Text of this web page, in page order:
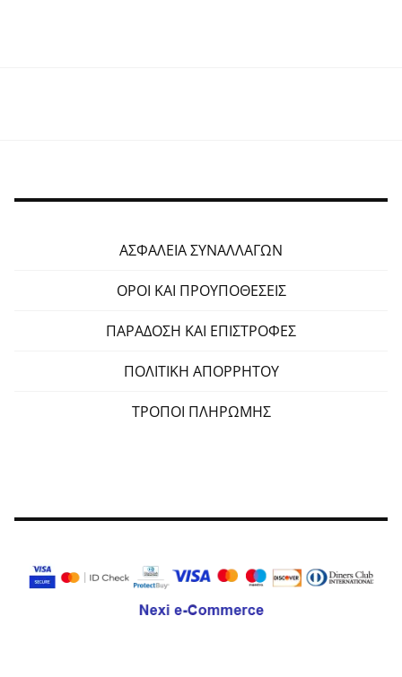
ΑΣΦΑΛΕΙΑ ΣΥΝΑΛΛΑΓΩΝ
ΟΡΟΙ ΚΑΙ ΠΡΟΥΠΟΘΕΣΕΙΣ
ΠΑΡΑΔΟΣΗ ΚΑΙ ΕΠΙΣΤΡΟΦΕΣ
ΠΟΛΙΤΙΚΗ ΑΠΟΡΡΗΤΟΥ
ΤΡΟΠΟΙ ΠΛΗΡΩΜΗΣ